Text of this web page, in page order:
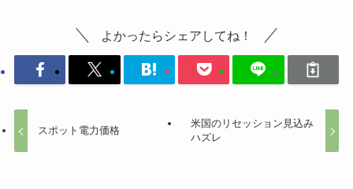
よかったらシェアしてね！
スポット電力価格
米国のリセッション見込み
ハズレ